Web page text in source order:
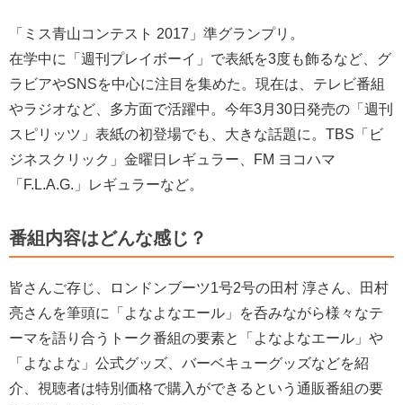
「ミス青山コンテスト 2017」準グランプリ。
在学中に「週刊プレイボーイ」で表紙を3度も飾るなど、グ
ラビアやSNSを中心に注目を集めた。現在は、テレビ番組
やラジオなど、多方面で活躍中。今年3月30日発売の「週刊
スピリッツ」表紙の初登場でも、大きな話題に。TBS「ビ
ジネスクリック」金曜日レギュラー、FM ヨコハマ
「F.L.A.G.」レギュラーなど。
番組内容はどんな感じ？
皆さんご存じ、ロンドンブーツ1号2号の田村 淳さん、田村
亮さんを筆頭に「よなよなエール」を呑みながら様々なテ
ーマを語り合うトーク番組の要素と「よなよなエール」や
「よなよな」公式グッズ、バーベキューグッズなどを紹
介、視聴者は特別価格で購入ができるという通販番組の要